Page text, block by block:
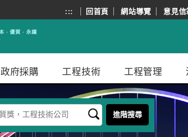
::: 回首頁 網站導覽 意見信
政府採購 工程技術 工程管理
進階搜尋